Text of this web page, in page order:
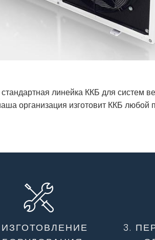
линейка ККБ для систем
организация изготовит ККБ любой
ИЗГОТОВЛЕНИЕ
3.